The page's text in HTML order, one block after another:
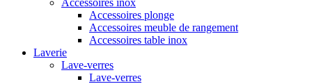
Accessoires inox
Accessoires plonge
Accessoires meuble de rangement
Accessoires table inox
Laverie
Lave-verres
Lave-verres